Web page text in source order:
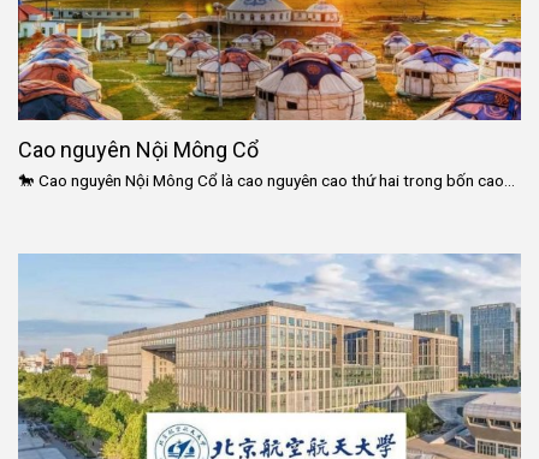
Cao nguyên Nội Mông Cổ
🐎 Cao nguyên Nội Mông Cổ là cao nguyên cao thứ hai trong bốn cao...